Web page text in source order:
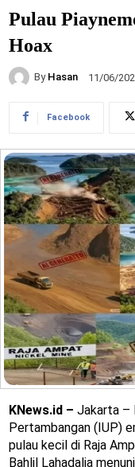
Pulau
Hoax
By Hasan 11/06/
Facebook
KNews.id – Jakarta –
Pertambangan (IUP)
pulau kecil di Raja
Bahlil Lahadalia